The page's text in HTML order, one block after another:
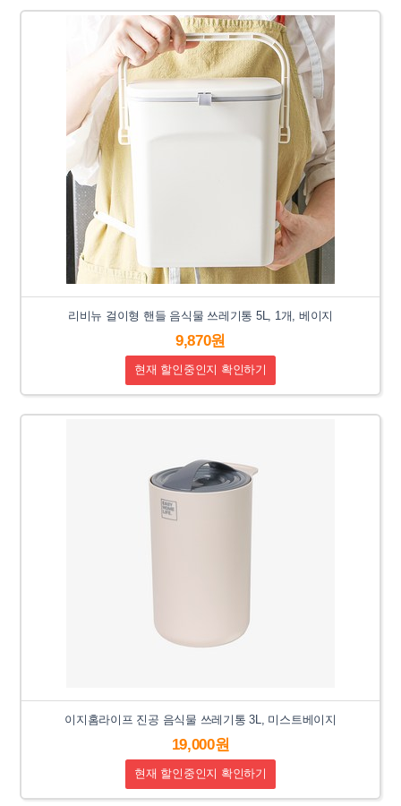
리비뉴 걸이형 핸들 음식물 쓰레기통 5L, 1개, 베이지
9,870원
현재 할인중인지 확인하기
이지홈라이프 진공 음식물 쓰레기통 3L, 미스트베이지
19,000원
현재 할인중인지 확인하기